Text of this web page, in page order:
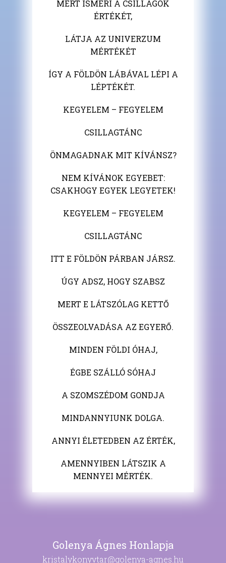
MERT ISMERI A CSILLAGOK
ÉRTÉKÉT,
LÁTJA AZ UNIVERZUM
MÉRTÉKÉT
ÍGY A FÖLDÖN LÁBÁVAL LÉPI A
LÉPTÉKÉT.
KEGYELEM – FEGYELEM
CSILLAGTÁNC
ÖNMAGADNAK MIT KÍVÁNSZ?
NEM KÍVÁNOK EGYEBET:
CSAKHOGY EGYEK LEGYETEK!
KEGYELEM – FEGYELEM
CSILLAGTÁNC
ITT E FÖLDÖN PÁRBAN JÁRSZ.
ÚGY ADSZ, HOGY SZABSZ
MERT E LÁTSZÓLAG KETTŐ
ÖSSZEOLVADÁSA AZ EGYERŐ.
MINDEN FÖLDI ÓHAJ,
ÉGBE SZÁLLÓ SÓHAJ
A SZOMSZÉDOM GONDJA
MINDANNYIUNK DOLGA.
ANNYI ÉLETEDBEN AZ ÉRTÉK,
AMENNYIBEN LÁTSZIK A
MENNYEI MÉRTÉK.
Golenya Ágnes Honlapja
kristalykonyvtar@golenya-agnes.hu